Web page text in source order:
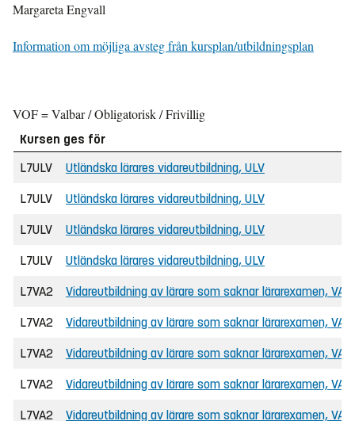
Margareta Engvall
Information om möjliga avsteg från kursplan/utbildningsplan
VOF = Valbar / Obligatorisk / Frivillig
Kursen ges för
L7ULV
Utländska lärares vidareutbildning, ULV
L7ULV Utländska lärares vidareutbildning, ULV
L7ULV Utländska lärares vidareutbildning, ULV
L7ULV Utländska lärares vidareutbildning, ULV
L7VA2 Vidareutbildning av lärare som saknar lärarexamen, VAL
L7VA2 Vidareutbildning av lärare som saknar lärarexamen, VAL
L7VA2 Vidareutbildning av lärare som saknar lärarexamen, VAL
L7VA2 Vidareutbildning av lärare som saknar lärarexamen, VAL
L7VA2 Vidareutbildning av lärare som saknar lärarexamen, VAL